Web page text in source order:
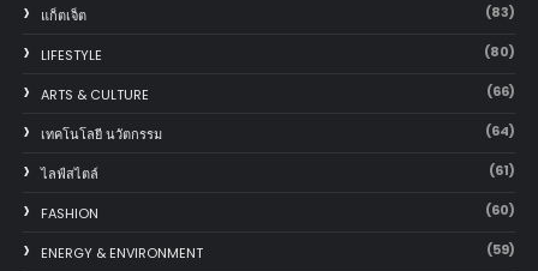
แก็ตเจ็ต (83)
LIFESTYLE (80)
ARTS & CULTURE (66)
เทคโนโลยี นวัตกรรม (64)
ไลฟ์สไตล์ (61)
FASHION (60)
ENERGY & ENVIRONMENT (59)